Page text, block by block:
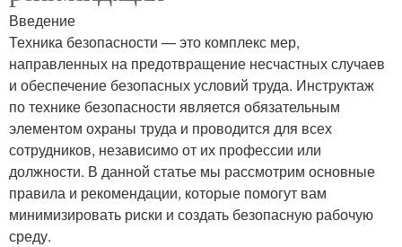
Введение
Техника безопасности — это комплекс мер,
направленных на предотвращение несчастных случаев
и обеспечение безопасных условий труда. Инструктаж
по технике безопасности является обязательным
элементом охраны труда и проводится для всех
сотрудников, независимо от их профессии или
должности. В данной статье мы рассмотрим основные
правила и рекомендации, которые помогут вам
минимизировать риски и создать безопасную рабочую
среду.